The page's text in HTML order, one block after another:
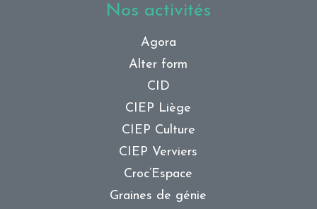
Nos activités
Agora
Alter form
CID
CIEP Liège
CIEP Culture
CIEP Verviers
Croc’Espace
Graines de génie